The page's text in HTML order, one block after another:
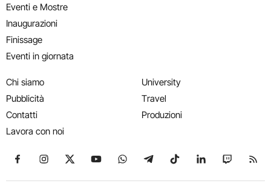
Eventi e Mostre
Inaugurazioni
Finissage
Eventi in giornata
Chi siamo
Pubblicità
Contatti
Lavora con noi
University
Travel
Produzioni
Seguici su Facebook
Seguici su Instagram
Seguici su X
Seguici su YouTube
Seguici su WhatsApp
Seguici su Telegram
Seguici su TikTok
Seguici su
Seguici